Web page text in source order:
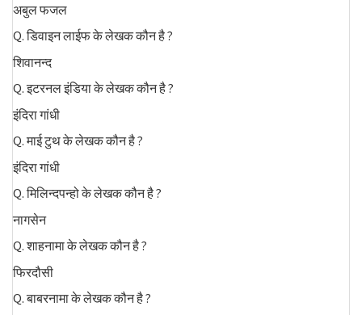
अबुल फजल
Q. डिवाइन लाईफ के लेखक कौन है ?
शिवानन्द
Q. इटरनल इंडिया के लेखक कौन है ?
इंदिरा गांधी
Q. माई टुथ के लेखक कौन है ?
इंदिरा गांधी
Q. मिलिन्दपन्हो के लेखक कौन है ?
नागसेन
Q. शाहनामा के लेखक कौन है ?
फिरदौसी
Q. बाबरनामा के लेखक कौन है ?